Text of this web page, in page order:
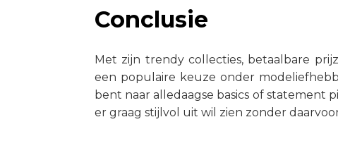
Conclusie
Met zijn trendy collecties, betaalbare
een populaire keuze onder
bent naar alledaagse basics of statement
er graag stijlvol uit wil zien zonder